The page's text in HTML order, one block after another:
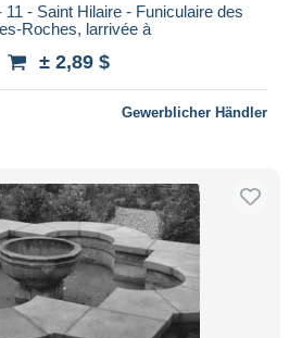
- Saint Hilaire - Funiculaire des
Roches, larrivée à
± 2,89 $
Gewerblicher Händler